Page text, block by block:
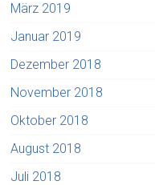
März 2019
Januar 2019
Dezember 2018
November 2018
Oktober 2018
August 2018
Juli 2018